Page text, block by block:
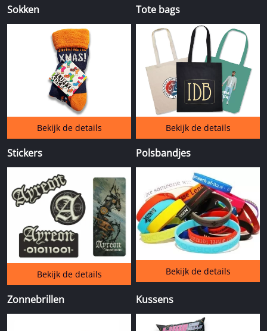
Sokken
Bekijk de details
Tote bags
Bekijk de details
Stickers
Bekijk de details
Polsbandjes
Bekijk de details
Zonnebrillen Kussens